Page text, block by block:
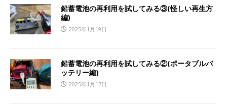
鉛蓄電池の再利用を試してみる③(怪しい再生方
編)
2025年1月19日
鉛蓄電池の再利用を試してみる②(ポータブルバ
ッテリー編)
2025年1月17日